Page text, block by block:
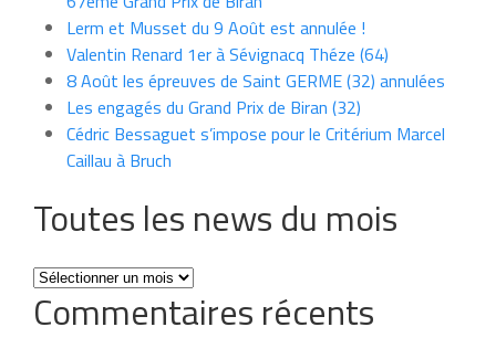
Lerm et Musset du 9 Août est annulée !
Valentin Renard 1er à Sévignacq Théze (64)
8 Août les épreuves de Saint GERME (32) annulées
Les engagés du Grand Prix de Biran (32)
Cédric Bessaguet s’impose pour le Critérium Marcel
Caillau à Bruch
Toutes les news du mois
Toutes
les
news
Commentaires récents